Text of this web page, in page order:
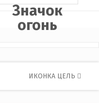
Значок
огонь
ИКОНКА ЦЕЛЬ